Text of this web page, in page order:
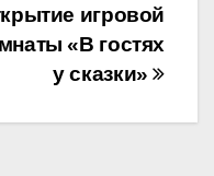
игровой
«В гостях
у сказки»